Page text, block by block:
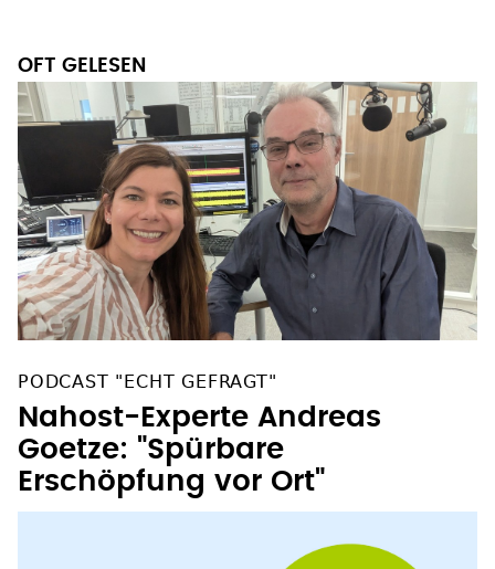
OFT GELESEN
PODCAST "ECHT GEFRAGT"
Nahost-Experte Andreas
Goetze: "Spürbare
Erschöpfung vor Ort"